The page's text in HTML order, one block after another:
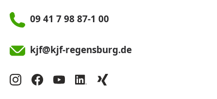
09 41 7 98 87-1 00
kjf@kjf-regensburg.de